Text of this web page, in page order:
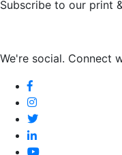
Subscribe to our print
We're social. Connect